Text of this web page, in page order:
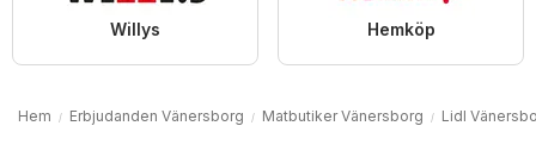
Willys Hemköp
Hem Erbjudanden Vänersborg Matbutiker Vänersborg Lidl